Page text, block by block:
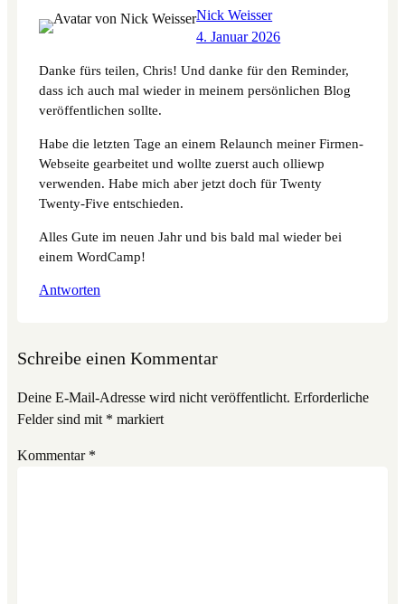
Nick Weisser
4. Januar 2026
Danke fürs teilen, Chris! Und danke für den Reminder,
dass ich auch mal wieder in meinem persönlichen Blog
veröffentlichen sollte.
Habe die letzten Tage an einem Relaunch meiner Firmen-
Webseite gearbeitet und wollte zuerst auch olliewp
verwenden. Habe mich aber jetzt doch für Twenty
Twenty-Five entschieden.
Alles Gute im neuen Jahr und bis bald mal wieder bei
einem WordCamp!
Antworten
Schreibe einen Kommentar
Deine E-Mail-Adresse wird nicht veröffentlicht. Erforderliche
Felder sind mit * markiert
Kommentar *